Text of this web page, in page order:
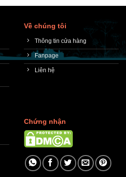
Về chúng tôi
Thông tin cửa hàng
Fanpage
Liên hệ
Chứng nhận